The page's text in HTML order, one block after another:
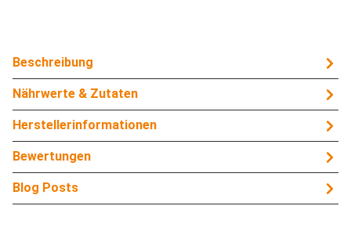
Beschreibung
Nährwerte & Zutaten
Herstellerinformationen
Bewertungen
Blog Posts